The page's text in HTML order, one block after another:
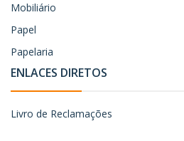
Mobiliário
Papel
Papelaria
ENLACES DIRETOS
Livro de Reclamações